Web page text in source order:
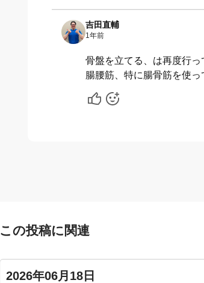
吉田直輔
1年前
骨盤を立てる、は再度行っ
腸腰筋、特に腸骨筋を使っ
この投稿に関連
2026年06月18日